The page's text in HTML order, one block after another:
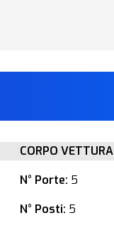
CORPO VETTURA
N° Porte: 5
N° Posti: 5